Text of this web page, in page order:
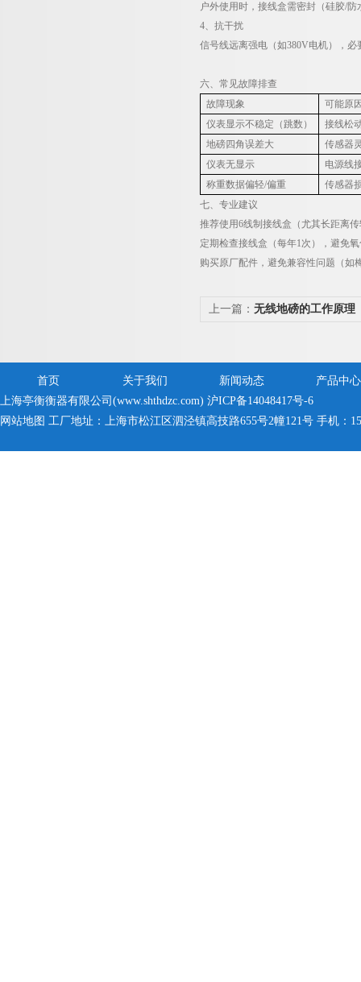
户外使用时，接线盒需密封（硅胶/防
4、抗干扰
信号线远离强电（如380V电机），必
六、常见故障排查
故障现象
可能原
仪表显示不稳定（跳数）
接线松
地磅四角误差大
传感器
仪表无显示
电源线
称重数据偏轻/偏重
传感器
七、专业建议
推荐使用6线制接线盒 （尤其长距离
定期检查接线盒 （每年1次），避免
购买原厂配件 ，避免兼容性问题（如
上一篇： 无线地磅的工作原理
首页 关于我们 新闻动态
产品中心
上海亭衡衡器有限公司(www.shthdzc.com) 沪ICP备14048417号-6
网站地图 工厂地址：上海市松江区泗泾镇高技路655号2幢121号 手机：